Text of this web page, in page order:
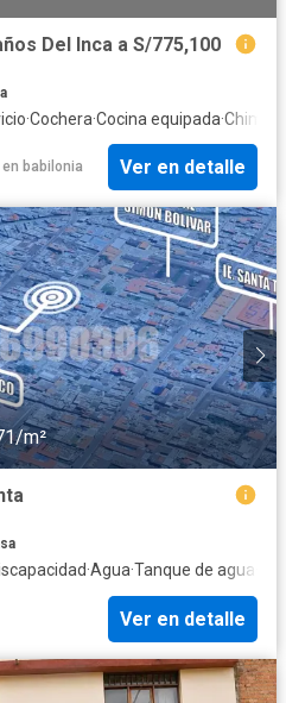
Del Inca a S/775,100
·Cochera·Cocina equipada·
en babilonia Ver en detalle
m²
·Agua·Tanque de agua
Ver en detalle